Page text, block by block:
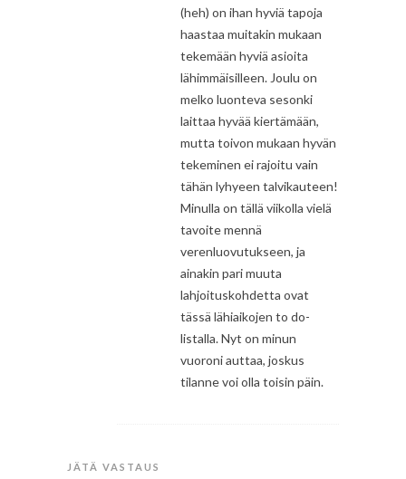
(heh) on ihan hyviä tapoja
haastaa muitakin mukaan
tekemään hyviä asioita
lähimmäisilleen. Joulu on
melko luonteva sesonki
laittaa hyvää kiertämään,
mutta toivon mukaan hyvän
tekeminen ei rajoitu vain
tähän lyhyeen talvikauteen!
Minulla on tällä viikolla vielä
tavoite mennä
verenluovutukseen, ja
ainakin pari muuta
lahjoituskohdetta ovat
tässä lähiaikojen to do-
listalla. Nyt on minun
vuoroni auttaa, joskus
tilanne voi olla toisin päin.
JÄTÄ VASTAUS